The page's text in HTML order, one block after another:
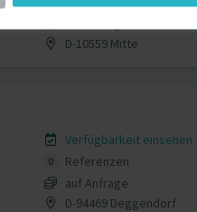
D-10559 Mitte
Verfügbarkeit einsehen
0
Referenzen
auf Anfrage
D-94469 Deggendorf